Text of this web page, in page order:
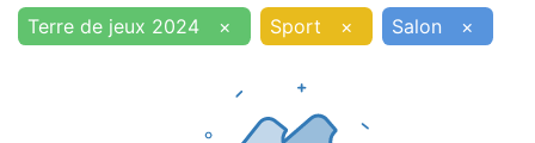
Terre de jeux 2024 × Sport × Salon ×